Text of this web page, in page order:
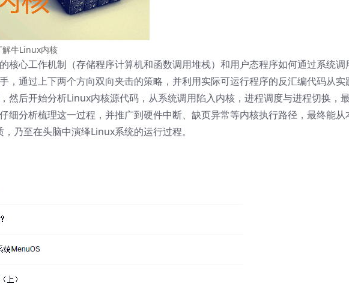
解牛Linux内核
核心工作机制（存储程序计算机和函数调用堆栈）和用户态程序如何通过系统调
，通过上下两个方向双向夹击的策略，并利用实际可运行程序的反汇编代码从实
然后开始分析Linux内核源代码，从系统调用陷入内核，进程调度与进程切换，
细分析梳理这一过程，并推广到硬件中断、缺页异常等内核执行路径，最终能从
乃至在头脑中演绎Linux系统的运行过程。